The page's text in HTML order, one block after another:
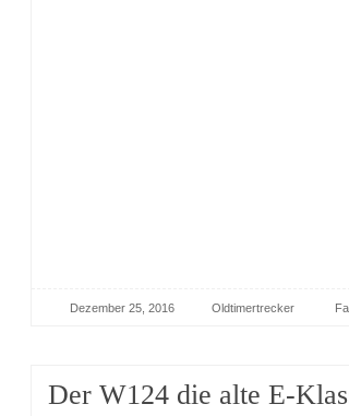
Dezember 25, 2016 Oldtimertrecker
Der W124 die alte E-